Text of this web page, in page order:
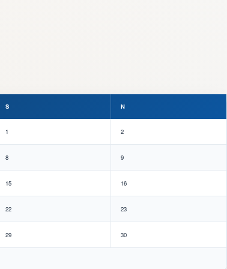
S N
1 2
8 9
15 16
22 23
29 30